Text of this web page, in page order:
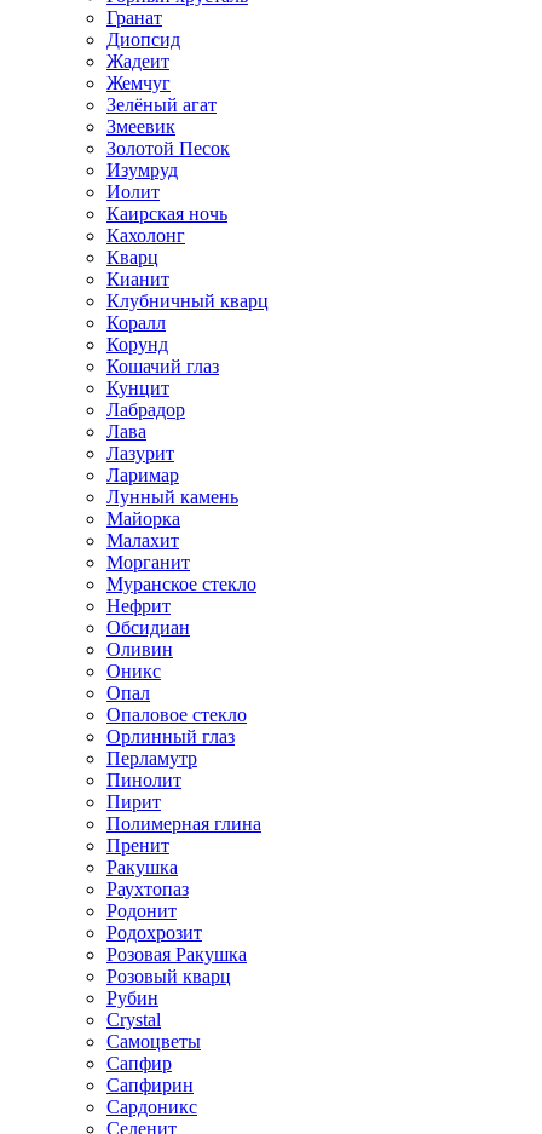
Гранат
Диопсид
Жадеит
Жемчуг
Зелёный агат
Змеевик
Золотой Песок
Изумруд
Иолит
Каирская ночь
Кахолонг
Кварц
Кианит
Клубничный кварц
Коралл
Корунд
Кошачий глаз
Кунцит
Лабрадор
Лава
Лазурит
Ларимар
Лунный камень
Майорка
Малахит
Морганит
Муранское стекло
Нефрит
Обсидиан
Оливин
Оникс
Опал
Опаловое стекло
Орлинный глаз
Перламутр
Пинолит
Пирит
Полимерная глина
Пренит
Ракушка
Раухтопаз
Родонит
Родохрозит
Розовая Ракушка
Розовый кварц
Рубин
Сrystal
Самоцветы
Сапфир
Сапфирин
Сардоникс
Селенит